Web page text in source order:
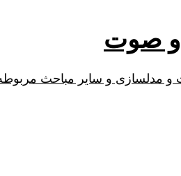
و صوت
مدلسازی و سایر مباحث